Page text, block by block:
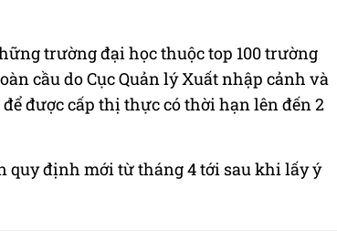
trường đại học thuộc top 100 trường
cầu do Cục Quản lý Xuất nhập cảnh và
được cấp thị thực có thời hạn lên đến 2
quy định mới từ tháng 4 tới sau khi lấy ý